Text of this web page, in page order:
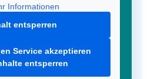
Informationen
entsperren
Service akzeptieren
entsperren